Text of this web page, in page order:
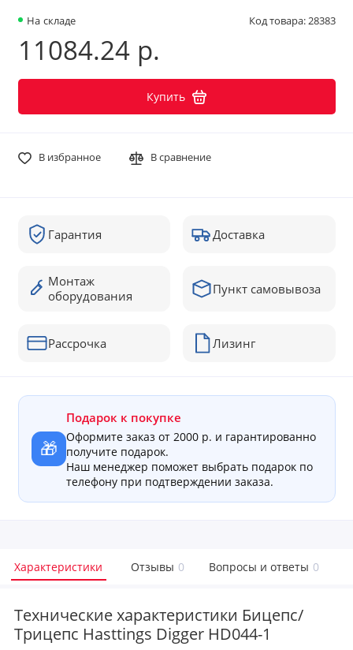
На складе Код товара: 28383
11084.24 р.
Купить
В избранное В сравнение
Гарантия Доставка
Монтаж
оборудования
Пункт самовывоза
Рассрочка Лизинг
🎁
Подарок к покупке
Оформите заказ от 2000 р. и гарантированно
получите подарок.
Наш менеджер поможет выбрать подарок по
телефону при подтверждении заказа.
Характеристики Отзывы 0 Вопросы и ответы 0
Технические характеристики Бицепс/
Трицепс Hasttings Digger HD044-1